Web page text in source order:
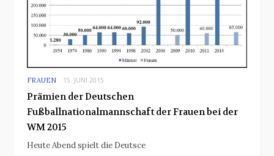
FRAUEN 15. JUNI 2015
Prämien der Deutschen
Fußballnationalmannschaft der Frauen bei der
WM 2015
Heute Abend spielt die Deutsce